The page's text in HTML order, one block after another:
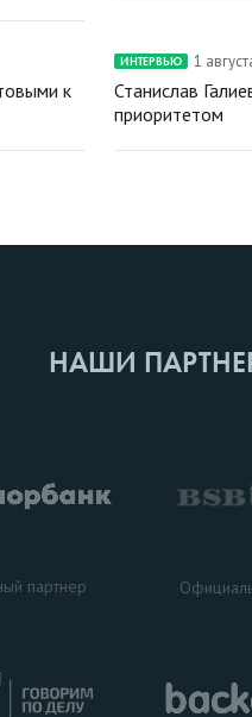
к
ИНТЕРВЬЮ 1
Станислав
приоритетом
НАШИ
партнер